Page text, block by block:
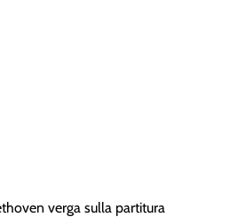
verga sulla partitura